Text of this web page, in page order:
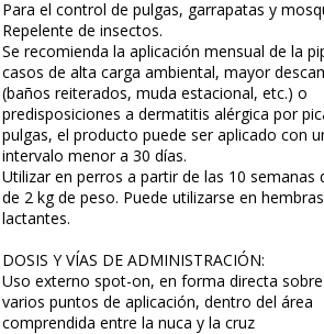
Para el control de pulgas, garrapatas y
Repelente de insectos.
Se recomienda la aplicación mensual de la
casos de alta carga ambiental, mayor
(baños reiterados, muda estacional, etc.) o
predisposiciones a dermatitis alérgica por
pulgas, el producto puede ser aplicado con
intervalo menor a 30 días.
Utilizar en perros a partir de las 10 semanas
de 2 kg de peso. Puede utilizarse en hembras
lactantes.
DOSIS Y VÍAS DE ADMINISTRACIÓN:
Uso externo spot-on, en forma directa
varios puntos de aplicación, dentro del área
comprendida entre la nuca y la cruz